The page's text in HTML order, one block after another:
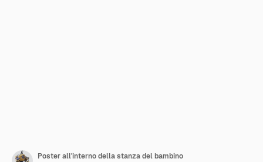
Poster all'interno della stanza del bambino